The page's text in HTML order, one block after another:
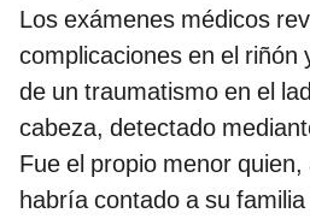
Los exámenes médicos
complicaciones en el riñón
de un traumatismo en el
cabeza, detectado
Fue el propio menor
habría contado a su